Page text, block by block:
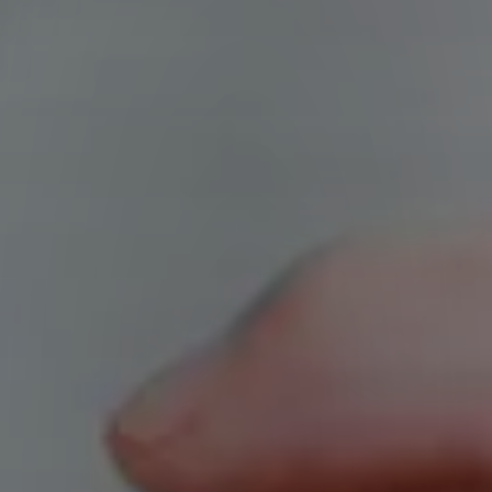
du Québec au